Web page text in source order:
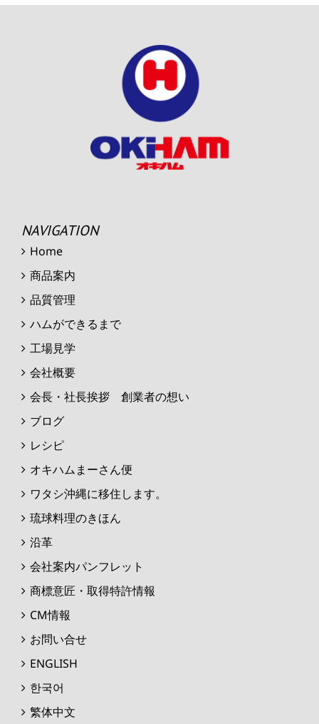
NAVIGATION
Home
商品案内
品質管理
ハムができるまで
工場見学
会社概要
会長・社長挨拶 創業者の想い
ブログ
レシピ
オキハムまーさん便
ワタシ沖縄に移住します。
琉球料理のきほん
沿革
会社案内パンフレット
商標意匠・取得特許情報
CM情報
お問い合せ
ENGLISH
한국어
繁体中文